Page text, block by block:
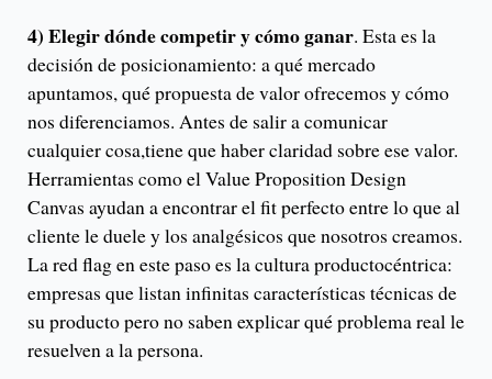
4) Elegir dónde competir y cómo ganar. Esta es la
decisión de posicionamiento: a qué mercado
apuntamos, qué propuesta de valor ofrecemos y cómo
nos diferenciamos. Antes de salir a comunicar
cualquier cosa,tiene que haber claridad sobre ese valor.
Herramientas como el Value Proposition Design
Canvas ayudan a encontrar el fit perfecto entre lo que al
cliente le duele y los analgésicos que nosotros creamos.
La red flag en este paso es la cultura productocéntrica:
empresas que listan infinitas características técnicas de
su producto pero no saben explicar qué problema real le
resuelven a la persona.